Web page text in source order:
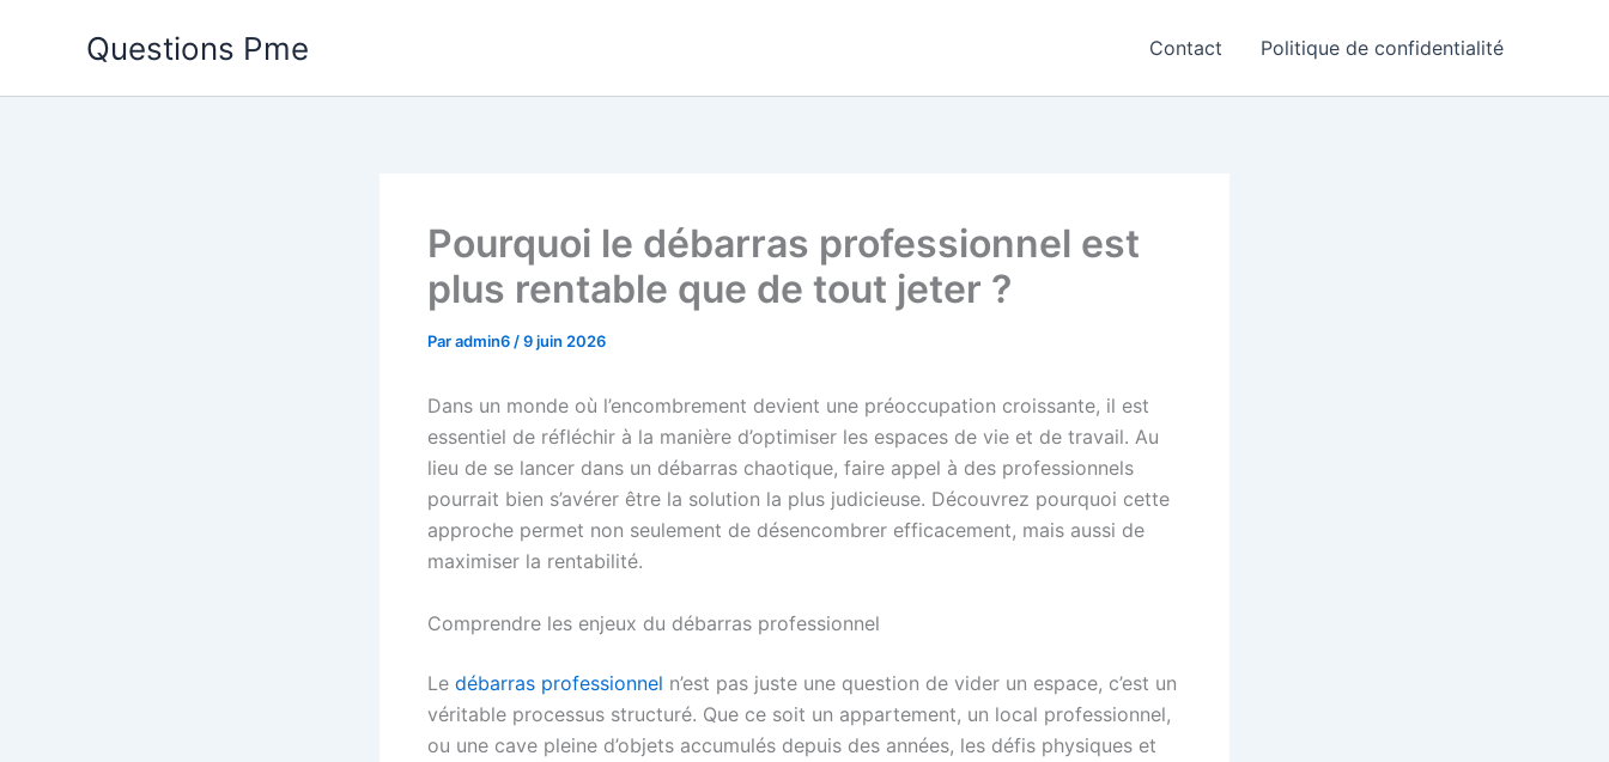
Questions Pme Contact Politique de confidentialité
Pourquoi le débarras professionnel est
plus rentable que de tout jeter ?
Paradmin6 /9 juin 2026
Dans un monde où l’encombrement devient une préoccupation croissante, il est
essentiel de réfléchir à la manière d’optimiser les espaces de vie et de travail. Au
lieu de se lancer dans un débarras chaotique, faire appel à des professionnels
pourrait bien s’avérer être la solution la plus judicieuse. Découvrez pourquoi cette
approche permet non seulement de désencombrer efficacement, mais aussi de
maximiser la rentabilité.
Comprendre les enjeux du débarras professionnel
Le débarras professionnel n’est pas juste une question de vider un espace, c’est un
véritable processus structuré. Que ce soit un appartement, un local professionnel,
ou une cave pleine d’objets accumulés depuis des années, les défis physiques et